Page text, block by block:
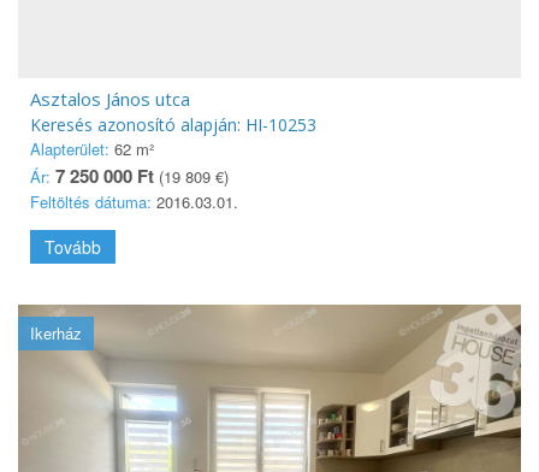
Asztalos János utca
Keresés azonosító alapján: HI-10253
Alapterület: 62 m²
Ár: 7 250 000 Ft (19 809 €)
Feltöltés dátuma: 2016.03.01.
Tovább
Ikerház